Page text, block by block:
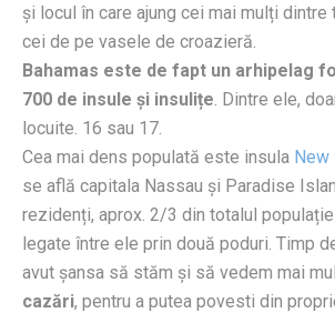
și locul în care ajung cei mai mulți dintre
cei de pe vasele de croazieră.
Bahamas este de fapt un arhipelag
700 de insule și insulițe. Dintre ele,
locuite. 16 sau 17.
Cea mai dens populată este insula New
se află capitala Nassau și Paradise
rezidenți, aprox. 2/3 din totalul
legate între ele prin două poduri. Timp
avut șansa să stăm și să vedem mai
cazări, pentru a putea povesti din